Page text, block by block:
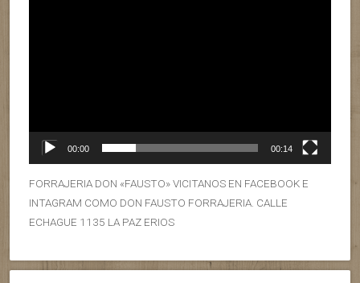
00:00 00:14
FORRAJERIA DON «FAUSTO» VICITANOS EN FACEBOOK E
INTAGRAM COMO DON FAUSTO FORRAJERIA. CALLE
ECHAGUE 1135 LA PAZ ERIOS